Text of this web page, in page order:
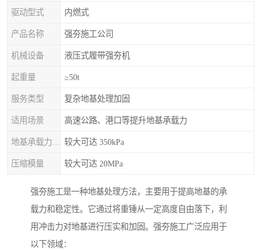
驱动型式 内燃式
产品名称 强夯施工公司
机械设备 液压式履带强夯机
起重量 ≥50t
服务类型 复杂地基处理加固
适用场景 高速公路、港口等提升地基承载力
较大可达 350kPa
压缩模量 较大可达 20MPa
强夯施工是一种地基处理方法，主要用于提高地基的承
载力和稳定性。它通过将重锤从一定高度自由落下，利
用冲击力对地基进行压实和加固。强夯施工广泛应用于
以下领域：